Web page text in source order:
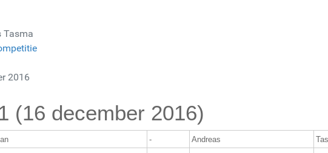
Tasma
2016
(16 december 2016)
- Andreas